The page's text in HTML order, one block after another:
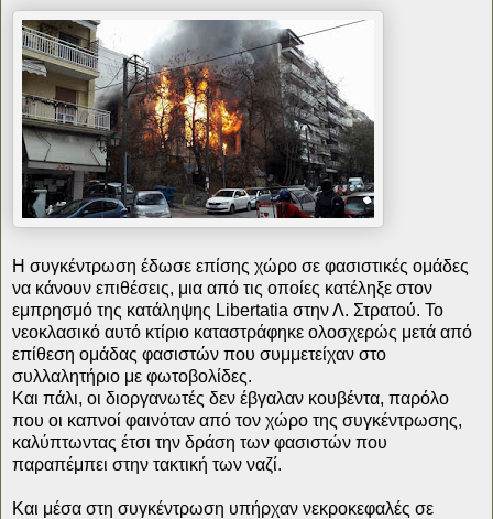
Η συγκέντρωση έδωσε επίσης χώρο σε φασιστικές ομάδες
να κάνουν επιθέσεις, μια από τις οποίες κατέληξε στον
εμπρησμό της κατάληψης Libertatia στην Λ. Στρατού. Το
νεοκλασικό αυτό κτίριο καταστράφηκε ολοσχερώς μετά από
επίθεση ομάδας φασιστών που συμμετείχαν στο
συλλαλητήριο με φωτοβολίδες.
Και πάλι, οι διοργανωτές δεν έβγαλαν κουβέντα, παρόλο
που οι καπνοί φαινόταν από τον χώρο της συγκέντρωσης,
καλύπτωντας έτσι την δράση των φασιστών που
παραπέμπει στην τακτική των ναζί.
Και μέσα στη συγκέντρωση υπήρχαν νεκροκεφαλές σε